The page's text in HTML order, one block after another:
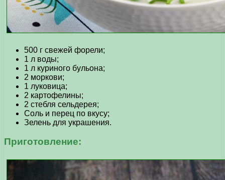
500 г свежей форели;
1 л воды;
1 л куриного бульона;
2 моркови;
1 луковица;
2 картофелины;
2 стебля сельдерея;
Соль и перец по вкусу;
Зелень для украшения.
Приготовление: